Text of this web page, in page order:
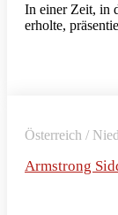
In einer Zeit, in
erholte,
Österreich /
Armstrong